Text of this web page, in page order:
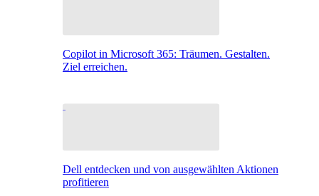
Copilot in Microsoft 365: Träumen. Gestalten.
Ziel erreichen.
Dell entdecken und von ausgewählten Aktionen
profitieren